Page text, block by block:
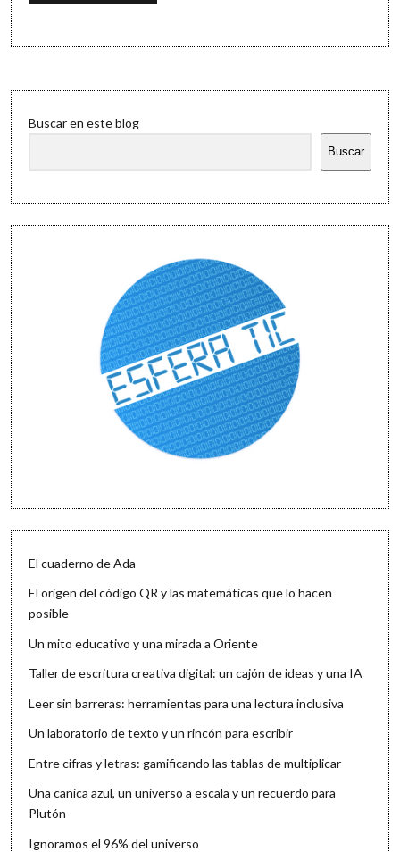
Sidebar
Buscar en este blog
Buscar
El cuaderno de Ada
El origen del código QR y las matemáticas que lo hacen
posible
Un mito educativo y una mirada a Oriente
Taller de escritura creativa digital: un cajón de ideas y una IA
Leer sin barreras: herramientas para una lectura inclusiva
Un laboratorio de texto y un rincón para escribir
Entre cifras y letras: gamificando las tablas de multiplicar
Una canica azul, un universo a escala y un recuerdo para
Plutón
Ignoramos el 96% del universo